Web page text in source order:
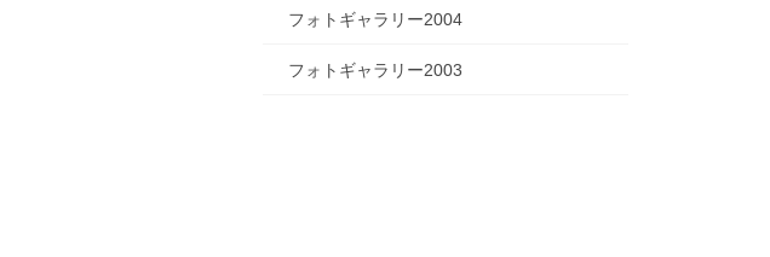
フォトギャラリー2004
フォトギャラリー2003